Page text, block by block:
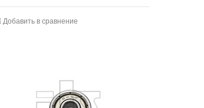
Добавить в сравнение